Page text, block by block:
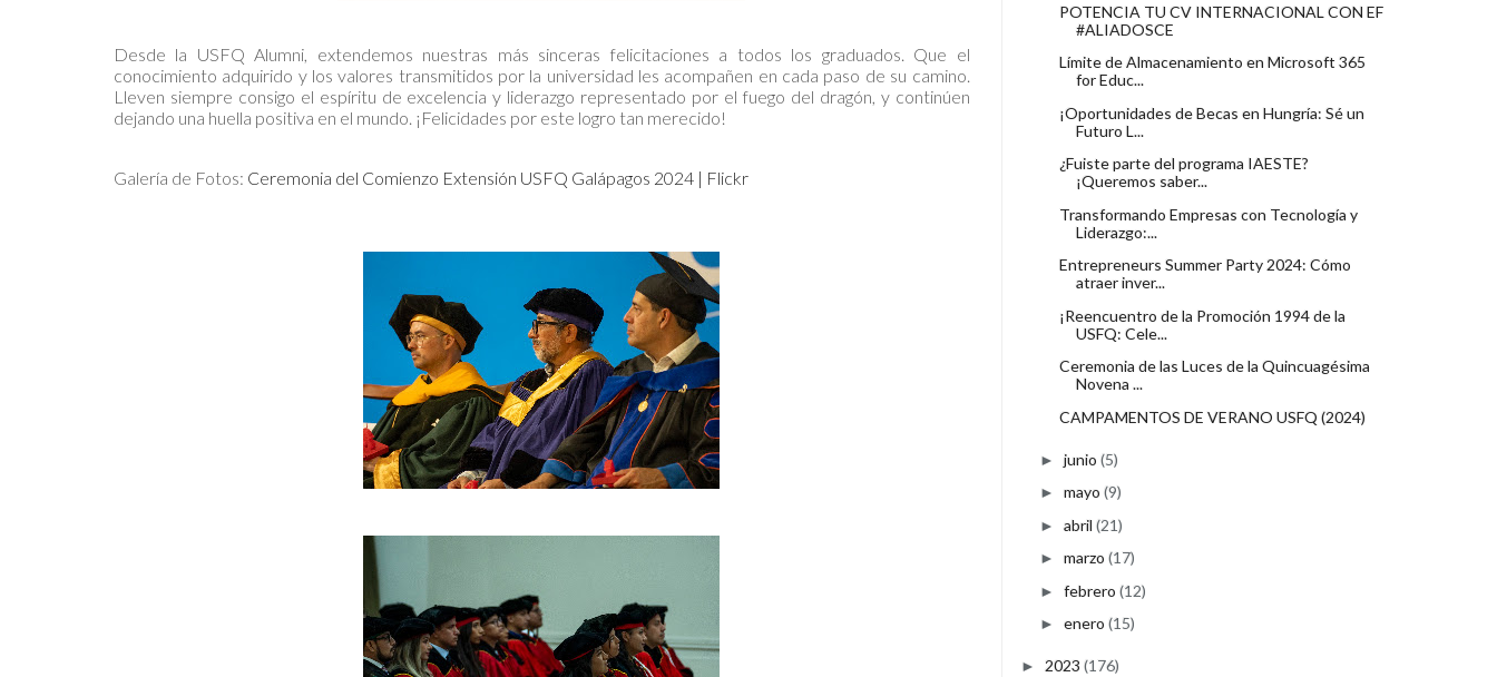
Desde la USFQ Alumni, extendemos nuestras más sinceras felicitaciones a todos los graduados. Que el
conocimiento adquirido y los valores transmitidos por la universidad les acompañen en cada paso de su camino.
Lleven siempre consigo el espíritu de excelencia y liderazgo representado por el fuego del dragón, y continúen
dejando una huella positiva en el mundo. ¡Felicidades por este logro tan merecido!
Galería de Fotos: Ceremonia del Comienzo Extensión USFQ Galápagos 2024 | Flickr
POTENCIA TU CV INTERNACIONAL CON EF
#ALIADOSCE
Límite de Almacenamiento en Microsoft 365
for Educ...
¡Oportunidades de Becas en Hungría: Sé un
Futuro L...
¿Fuiste parte del programa IAESTE?
¡Queremos saber...
Transformando Empresas con Tecnología y
Liderazgo:...
Entrepreneurs Summer Party 2024: Cómo
atraer inver...
¡Reencuentro de la Promoción 1994 de la
USFQ: Cele...
Ceremonia de las Luces de la Quincuagésima
Novena ...
CAMPAMENTOS DE VERANO USFQ (2024)
► junio (5)
► mayo (9)
► abril (21)
► marzo (17)
► febrero (12)
► enero (15)
► 2023 (176)